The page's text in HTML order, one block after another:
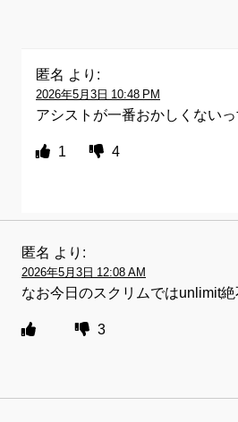
匿名 より:
2026年5月3日 10:48 PM
アシストが一番おかしくないっ
1 4
匿名 より:
2026年5月3日 12:08 AM
なお今日のスクリムではunlimit
3